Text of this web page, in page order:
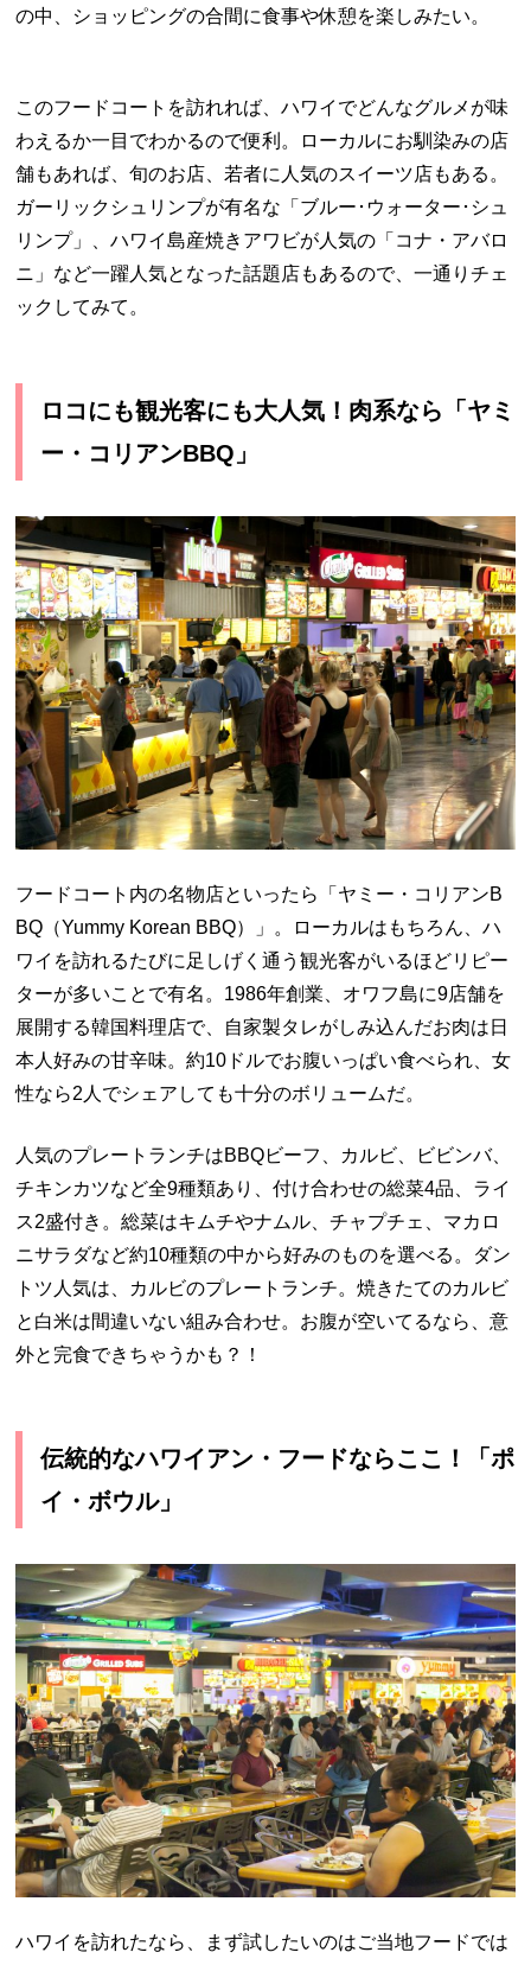
の中、ショッピングの合間に食事や休憩を楽しみたい。
このフードコートを訪れれば、ハワイでどんなグルメが味
わえるか一目でわかるので便利。ローカルにお馴染みの店
舗もあれば、旬のお店、若者に人気のスイーツ店もある。
ガーリックシュリンプが有名な「ブルー･ウォーター･シュ
リンプ」、ハワイ島産焼きアワビが人気の「コナ・アバロ
ニ」など一躍人気となった話題店もあるので、一通りチェ
ックしてみて。
ロコにも観光客にも大人気！肉系なら「ヤミ
ー・コリアンBBQ」
フードコート内の名物店といったら「ヤミー・コリアンB
BQ（Yummy Korean BBQ）」。ローカルはもちろん、ハ
ワイを訪れるたびに足しげく通う観光客がいるほどリピー
ターが多いことで有名。1986年創業、オワフ島に9店舗を
展開する韓国料理店で、自家製タレがしみ込んだお肉は日
本人好みの甘辛味。約10ドルでお腹いっぱい食べられ、女
性なら2人でシェアしても十分のボリュームだ。
人気のプレートランチはBBQビーフ、カルビ、ビビンバ、
チキンカツなど全9種類あり、付け合わせの総菜4品、ライ
ス2盛付き。総菜はキムチやナムル、チャプチェ、マカロ
ニサラダなど約10種類の中から好みのものを選べる。ダン
トツ人気は、カルビのプレートランチ。焼きたてのカルビ
と白米は間違いない組み合わせ。お腹が空いてるなら、意
外と完食できちゃうかも？！
伝統的なハワイアン・フードならここ！「ポ
イ・ボウル」
ハワイを訪れたなら、まず試したいのはご当地フードでは